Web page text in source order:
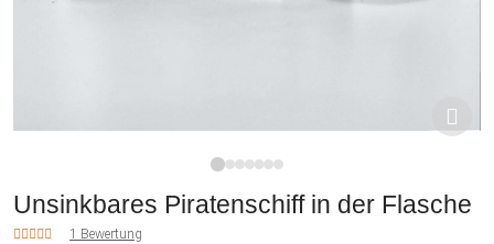
Unsinkbares Piratenschiff in der Flasche
1 Bewertung